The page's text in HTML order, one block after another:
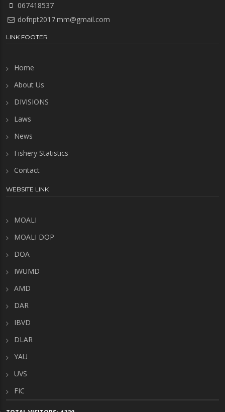
067418537
dofnpt2017.mm@gmail.com
LINK FOOTER
Home
About Us
DIVISIONS
Laws
News
Fishery Statistics
Contact
WEBSITE LINK
MOALI
MOALI DOP
DOA
IWUMD
AMD
DAR
IBVD
DLAR
YAU
UVS
FIC